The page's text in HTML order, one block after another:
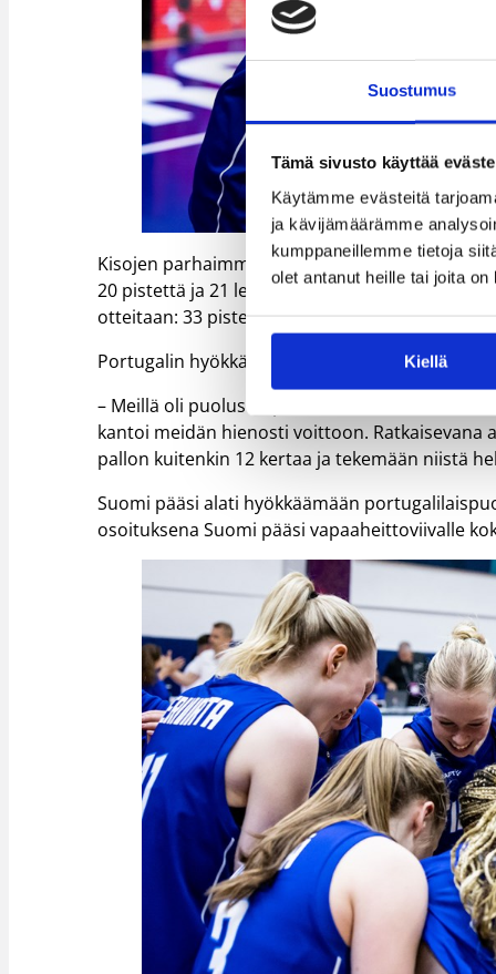
Suostumus
Tämä sivusto käyttää
Käytämme evästeitä
ja kävijämäärämme
kumppaneillemme tietoja
olet antanut heille tai joita
Kiellä
Kisojen parhaimmalla isolla pelaajalla
20 pistettä ja 21 levypalloa. Vähintään yhtä
otteitaan: 33 pistettä, 4 levypalloa, 8 syöttöä ja
Portugalin hyökkäyspeli aiheutti Suomelle
– Meillä oli puolustuspelaamisessa normaalia
kantoi meidän hienosti voittoon. Ratkaisevana
pallon kuitenkin 12 kertaa ja tekemään niistä
Suomi pääsi alati hyökkäämään
osoituksena Suomi pääsi vapaaheittoviivalle